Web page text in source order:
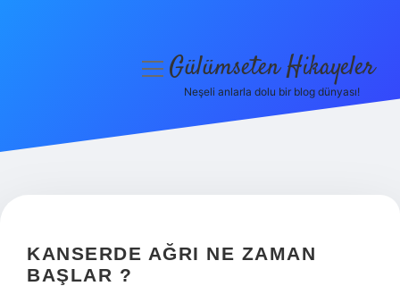
Hakkımızda
menüyüGülümseten Hikayeler
Neşeli anlarla dolu bir blog dünyası!
KANSERDE AĞRI NE ZAMAN
BAŞLAR ?